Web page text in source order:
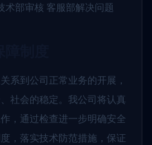
术部审核 客服部解决问题
系到公司正常业务的开展，
社会的稳定。我公司将认真
，通过检查进一步明确安全
，落实技术防范措施，保证